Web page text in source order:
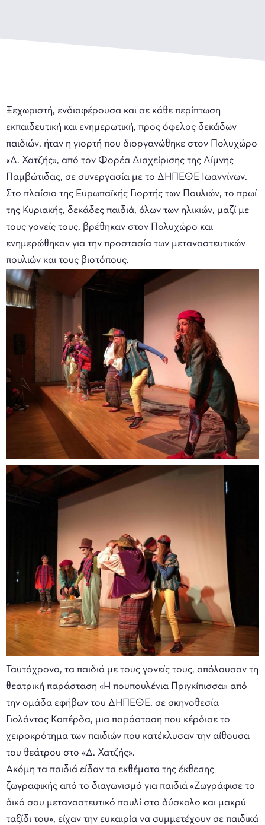
Ξεχωριστή, ενδιαφέρουσα και σε κάθε περίπτωση
εκπαιδευτική και ενημερωτική, προς όφελος δεκάδων
παιδιών, ήταν η γιορτή που διοργανώθηκε στον Πολυχώρο
«Δ. Χατζής», από τον Φορέα Διαχείρισης της Λίμνης
Παμβώτιδας, σε συνεργασία με το ΔΗΠΕΘΕ Ιωαννίνων.
Στο πλαίσιο της Ευρωπαϊκής Γιορτής των Πουλιών, το πρωί
της Κυριακής, δεκάδες παιδιά, όλων των ηλικιών, μαζί με
τους γονείς τους, βρέθηκαν στον Πολυχώρο και
ενημερώθηκαν για την προστασία των μεταναστευτικών
πουλιών και τους βιοτόπους.
Ταυτόχρονα, τα παιδιά με τους γονείς τους, απόλαυσαν τη
θεατρική παράσταση «Η πουπουλένια Πριγκίπισσα» από
την ομάδα εφήβων του ΔΗΠΕΘΕ, σε σκηνοθεσία
Γιολάντας Καπέρδα, μια παράσταση που κέρδισε το
χειροκρότημα των παιδιών που κατέκλυσαν την αίθουσα
του θεάτρου στο «Δ. Χατζής».
Ακόμη τα παιδιά είδαν τα εκθέματα της έκθεσης
ζωγραφικής από το διαγωνισμό για παιδιά «Ζωγράφισε το
δικό σου μεταναστευτικό πουλί στο δύσκολο και μακρύ
ταξίδι του», είχαν την ευκαιρία να συμμετέχουν σε παιδικά